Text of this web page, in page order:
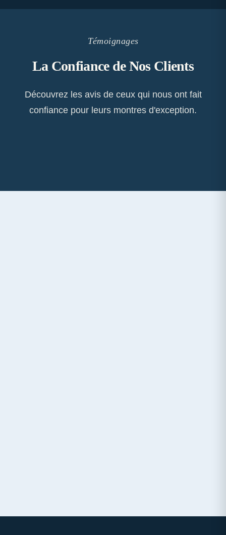
Témoignages
La Confiance de Nos Clients
Découvrez les avis de ceux qui nous ont fait
confiance pour leurs montres d'exception.